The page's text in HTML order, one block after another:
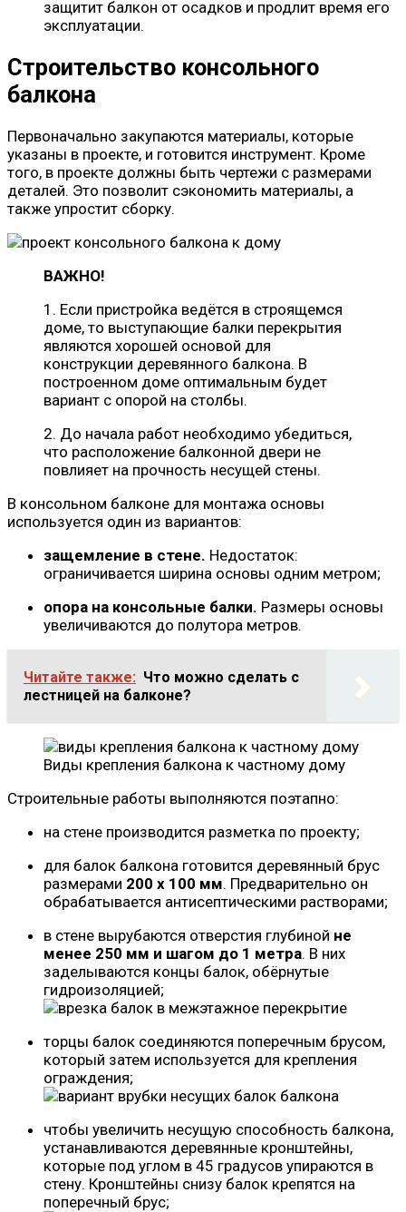
защитит балкон от осадков и продлит время его
эксплуатации.
Строительство консольного
балкона
Первоначально закупаются материалы, которые
указаны в проекте, и готовится инструмент. Кроме
того, в проекте должны быть чертежи с размерами
деталей. Это позволит сэкономить материалы, а
также упростит сборку.
ВАЖНО!
1. Если пристройка ведётся в строящемся
доме, то выступающие балки перекрытия
являются хорошей основой для
конструкции деревянного балкона. В
построенном доме оптимальным будет
вариант с опорой на столбы.
2. До начала работ необходимо убедиться,
что расположение балконной двери не
повлияет на прочность несущей стены.
В консольном балконе для монтажа основы
используется один из вариантов:
защемление в стене. Недостаток:
ограничивается ширина основы одним метром;
опора на консольные балки. Размеры основы
увеличиваются до полутора метров.
Читайте также: Что можно сделать с
лестницей на балконе?
Виды крепления балкона к частному дому
Строительные работы выполняются поэтапно:
на стене производится разметка по проекту;
для балок балкона готовится деревянный брус
размерами 200 х 100 мм. Предварительно он
обрабатывается антисептическими растворами;
в стене вырубаются отверстия глубиной не
менее 250 мм и шагом до 1 метра. В них
заделываются концы балок, обёрнутые
гидроизоляцией;
торцы балок соединяются поперечным брусом,
который затем используется для крепления
ограждения;
чтобы увеличить несущую способность балкона,
устанавливаются деревянные кронштейны,
которые под углом в 45 градусов упираются в
стену. Кронштейны снизу балок крепятся на
поперечный брус;